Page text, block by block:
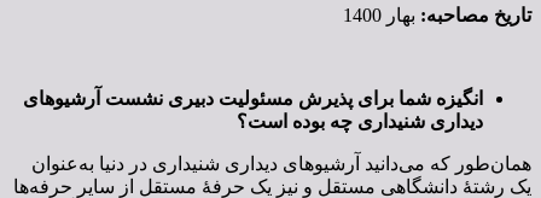
تاریخ مصاحبه: بهار 1400
انگیزه شما برای پذیرش مسئولیت دبیری نشست آرشیوهای
دیداری شنیداری چه بوده است؟
همان‌طور که می‌دانید آرشیوهای دیداری شنیداری در دنیا به‌عنوان
یک‌ رشتۀ دانشگاهی مستقل و نیز یک حرفۀ مستقل از سایر حرفه‌ها